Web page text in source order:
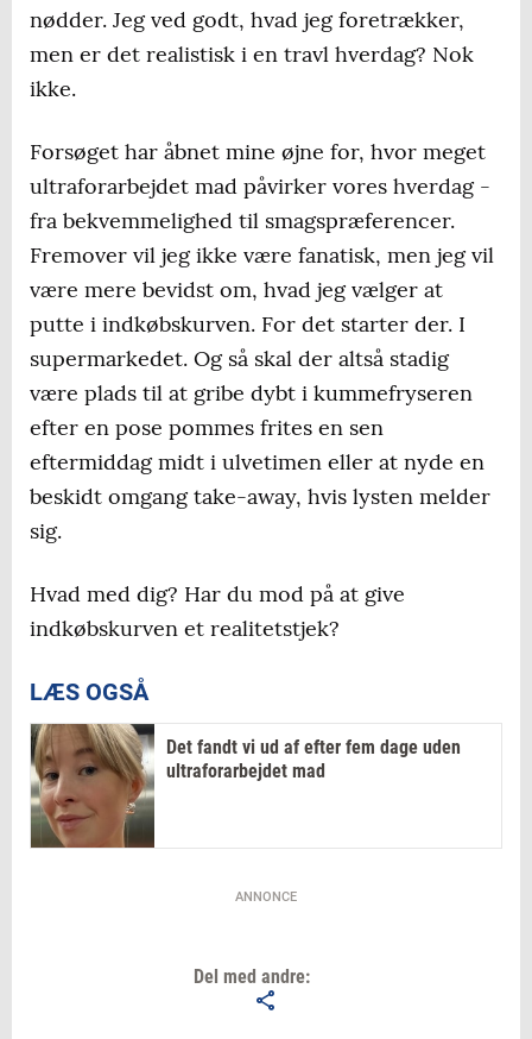
nødder. Jeg ved godt, hvad jeg foretrækker,
men er det realistisk i en travl hverdag? Nok
ikke.
Forsøget har åbnet mine øjne for, hvor meget
ultraforarbejdet mad påvirker vores hverdag -
fra bekvemmelighed til smagspræferencer.
Fremover vil jeg ikke være fanatisk, men jeg vil
være mere bevidst om, hvad jeg vælger at
putte i indkøbskurven. For det starter der. I
supermarkedet. Og så skal der altså stadig
være plads til at gribe dybt i kummefryseren
efter en pose pommes frites en sen
eftermiddag midt i ulvetimen eller at nyde en
beskidt omgang take-away, hvis lysten melder
sig.
Hvad med dig? Har du mod på at give
indkøbskurven et realitetstjek?
LÆS OGSÅ
Det fandt vi ud af efter fem dage uden
ultraforarbejdet mad
ANNONCE
Del med andre: